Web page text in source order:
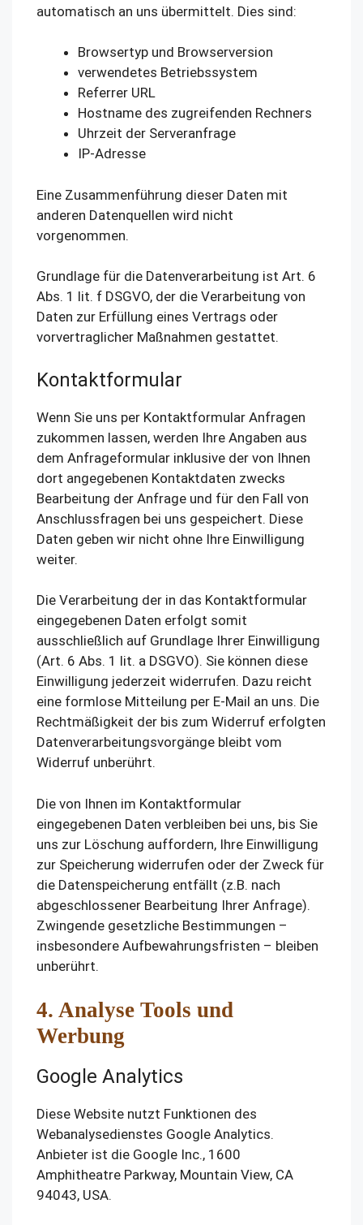
automatisch an uns übermittelt. Dies sind:
Browsertyp und Browserversion
verwendetes Betriebssystem
Referrer URL
Hostname des zugreifenden Rechners
Uhrzeit der Serveranfrage
IP-Adresse
Eine Zusammenführung dieser Daten mit
anderen Datenquellen wird nicht
vorgenommen.
Grundlage für die Datenverarbeitung ist Art. 6
Abs. 1 lit. f DSGVO, der die Verarbeitung von
Daten zur Erfüllung eines Vertrags oder
vorvertraglicher Maßnahmen gestattet.
Kontaktformular
Wenn Sie uns per Kontaktformular Anfragen
zukommen lassen, werden Ihre Angaben aus
dem Anfrageformular inklusive der von Ihnen
dort angegebenen Kontaktdaten zwecks
Bearbeitung der Anfrage und für den Fall von
Anschlussfragen bei uns gespeichert. Diese
Daten geben wir nicht ohne Ihre Einwilligung
weiter.
Die Verarbeitung der in das Kontaktformular
eingegebenen Daten erfolgt somit
ausschließlich auf Grundlage Ihrer Einwilligung
(Art. 6 Abs. 1 lit. a DSGVO). Sie können diese
Einwilligung jederzeit widerrufen. Dazu reicht
eine formlose Mitteilung per E-Mail an uns. Die
Rechtmäßigkeit der bis zum Widerruf erfolgten
Datenverarbeitungsvorgänge bleibt vom
Widerruf unberührt.
Die von Ihnen im Kontaktformular
eingegebenen Daten verbleiben bei uns, bis Sie
uns zur Löschung auffordern, Ihre Einwilligung
zur Speicherung widerrufen oder der Zweck für
die Datenspeicherung entfällt (z.B. nach
abgeschlossener Bearbeitung Ihrer Anfrage).
Zwingende gesetzliche Bestimmungen –
insbesondere Aufbewahrungsfristen – bleiben
unberührt.
4. Analyse Tools und
Werbung
Google Analytics
Diese Website nutzt Funktionen des
Webanalysedienstes Google Analytics.
Anbieter ist die Google Inc., 1600
Amphitheatre Parkway, Mountain View, CA
94043, USA.